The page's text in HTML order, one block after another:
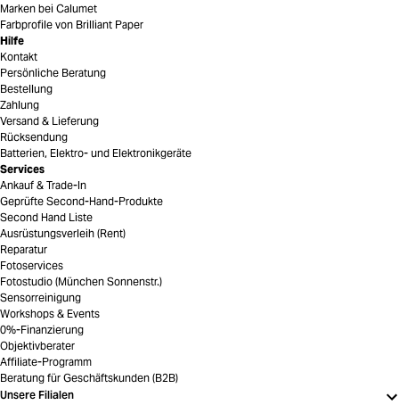
Marken bei Calumet
Farbprofile von Brilliant Paper
Hilfe
Kontakt
Persönliche Beratung
Bestellung
Zahlung
Versand & Lieferung
Rücksendung
Batterien, Elektro- und Elektronikgeräte
Services
Ankauf & Trade-In
Geprüfte Second-Hand-Produkte
Second Hand Liste
Ausrüstungsverleih (Rent)
Reparatur
Fotoservices
Fotostudio (München Sonnenstr.)
Sensorreinigung
Workshops & Events
0%-Finanzierung
Objektivberater
Affiliate-Programm
Beratung für Geschäftskunden (B2B)
Unsere Filialen